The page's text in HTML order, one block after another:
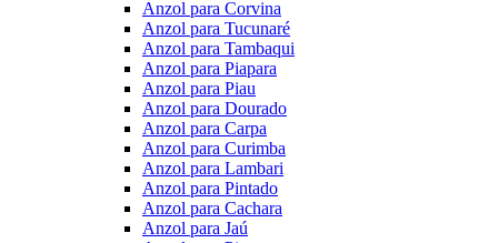
Anzol para Corvina
Anzol para Tucunaré
Anzol para Tambaqui
Anzol para Piapara
Anzol para Piau
Anzol para Dourado
Anzol para Carpa
Anzol para Curimba
Anzol para Lambari
Anzol para Pintado
Anzol para Cachara
Anzol para Jaú